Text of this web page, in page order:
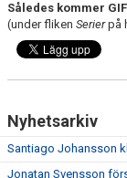
BILDER
STATISTIK
Således kommer
(under fliken Serierpå
Nyhetsarkiv
Santiago Johansson
Jonatan Svensson